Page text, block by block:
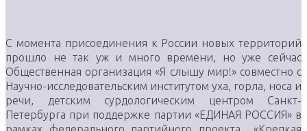
С момента присоединения к России новых территорий
прошло не так уж и много времени, но уже сейчас
Общественная организация «Я слышу мир!» совместно с
Научно-исследовательским институтом уха, горла, носа и
речи, детским сурдологическим центром Санкт-
Петербурга при поддержке партии «ЕДИНАЯ РОССИЯ» в